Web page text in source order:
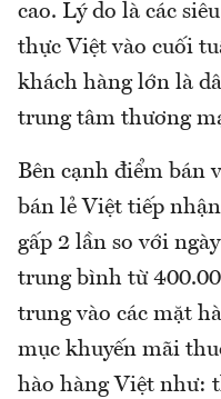
cao. Lý do là các
thực Việt vào cuối
khách hàng lớn là
trung tâm thương
Bên cạnh điểm bán
bán lẻ Việt tiếp
gấp 2 lần so với
trung bình từ
trung vào các mặt
mục khuyến mãi
hào hàng Việt như: